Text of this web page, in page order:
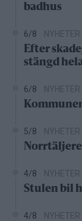
badhus
6/8 NYHETER
Efter
stängd
6/8 NYHETER
5/8 NYHETER
4/8 NYHETER
Stulen bil
4/8 NYHETER